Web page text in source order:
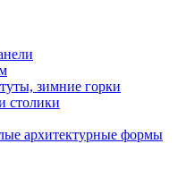
зимние горки
столики
архитектурные формы